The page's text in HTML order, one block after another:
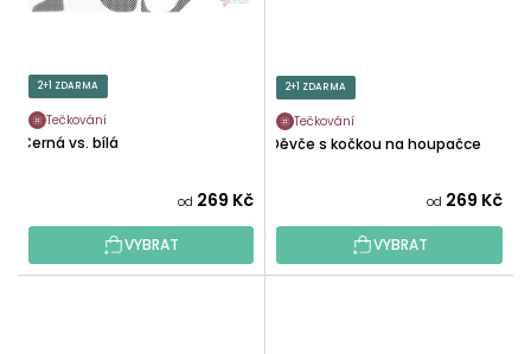
2+1 ZDARMA
Tečkování
Černá vs. bílá
od 269 Kč
VYBRAT
2+1 ZDARMA
Tečkování
Děvče s kočkou na houpačce
od 269 Kč
VYBRAT